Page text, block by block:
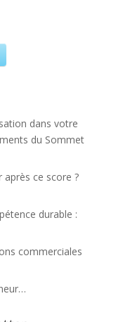
dans votre
du Sommet
après ce score ?
durable :
commerciales